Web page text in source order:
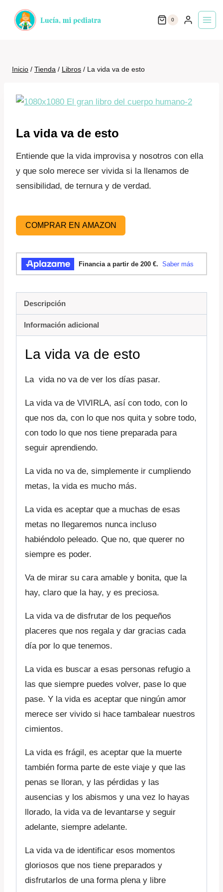
0
Inicio / Tienda / Libros / La vida va de esto
La vida va de esto
Entiende que la vida improvisa y nosotros con ella
y que solo merece ser vivida si la llenamos de
sensibilidad, de ternura y de verdad.
COMPRAR EN AMAZON
Descripción
Información adicional
La vida va de esto
La vida no va de ver los días pasar.
La vida va de VIVIRLA, así con todo, con lo
que nos da, con lo que nos quita y sobre todo,
con todo lo que nos tiene preparada para
seguir aprendiendo.
La vida no va de, simplemente ir cumpliendo
metas, la vida es mucho más.
La vida es aceptar que a muchas de esas
metas no llegaremos nunca incluso
habiéndolo peleado. Que no, que querer no
siempre es poder.
Va de mirar su cara amable y bonita, que la
hay, claro que la hay, y es preciosa.
La vida va de disfrutar de los pequeños
placeres que nos regala y dar gracias cada
día por lo que tenemos.
La vida es buscar a esas personas refugio a
las que siempre puedes volver, pase lo que
pase. Y la vida es aceptar que ningún amor
merece ser vivido si hace tambalear nuestros
cimientos.
La vida es frágil, es aceptar que la muerte
también forma parte de este viaje y que las
penas se lloran, y las pérdidas y las
ausencias y los abismos y una vez lo hayas
llorado, la vida va de levantarse y seguir
adelante, siempre adelante.
La vida va de identificar esos momentos
gloriosos que nos tiene preparados y
disfrutarlos de una forma plena y libre